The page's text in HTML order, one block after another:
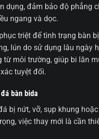
dụng, đảm bảo độ phẳng
ngang và dọc.
triệt để tình trạng bàn
lún do sử dụng lâu ngày
từ môi trường, giúp bi lăn
tuyệt đối.
bàn bida
bị nứt, vỡ, sụp khung
việc thay mới là cần